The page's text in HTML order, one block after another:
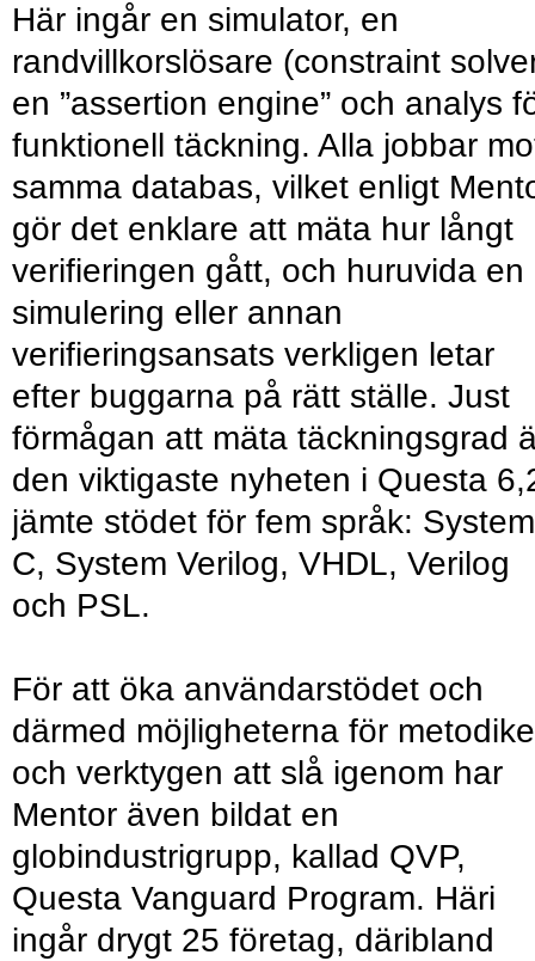
Här ingår en simulator, en
randvillkorslösare (constraint
en ”assertion engine” och analys
funktionell täckning. Alla jobbar
samma databas, vilket enligt
gör det enklare att mäta hur långt
verifieringen gått, och huruvida en
simulering eller annan
verifieringsansats verkligen letar
efter buggarna på rätt ställe. Just
förmågan att mäta täckningsgrad
den viktigaste nyheten i Questa
jämte stödet för fem språk: System
C, System Verilog, VHDL, Verilog
och PSL.
För att öka användarstödet och
därmed möjligheterna för
och verktygen att slå igenom har
Mentor även bildat en
globindustrigrupp, kallad QVP,
Questa Vanguard Program. Häri
ingår drygt 25 företag, däribland